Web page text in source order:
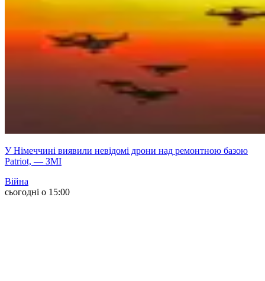
У Німеччині виявили невідомі дрони над ремонтною базою
Patriot, — ЗМІ
Війна
сьогодні о 15:00